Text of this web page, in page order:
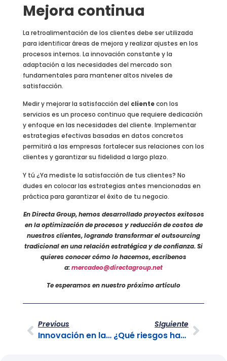
Mejora continua
La retroalimentación de los clientes debe ser utilizada
para identificar áreas de mejora y realizar ajustes en los
procesos internos. La innovación constante y la
adaptación a las necesidades del mercado son
fundamentales para mantener altos niveles de
satisfacción.
Medir y mejorar la satisfacción del clientecon los
servicios es un proceso continuo que requiere dedicación
y enfoque en las necesidades del cliente. Implementar
estrategias efectivas basadas en datos concretos
permitirá a las empresas fortalecer sus relaciones con los
clientes y garantizar su fidelidad a largo plazo.
Y tú ¿Ya mediste la satisfacción de tus clientes? No
dudes en colocar las estrategias antes mencionadas en
práctica para garantizar el éxito de tu negocio.
En Directa Group, hemos desarrollado proyectos exitosos
en la optimización de procesos y reducción de costos de
nuestros clientes, logrando transformar el outsourcing
tradicional en una relación estratégica y de confianza. Si
quieres conocer cómo lo hacemos, escríbenos
a:mercadeo@directagroup.net
Te esperamos en nuestro próximo artículo
Previous
Innovación en la prestación de servicios: mejores prácticas
SIguiente
¿Qué riesgos hay al externalizar procesos de negocio y cómo minimizarlos?